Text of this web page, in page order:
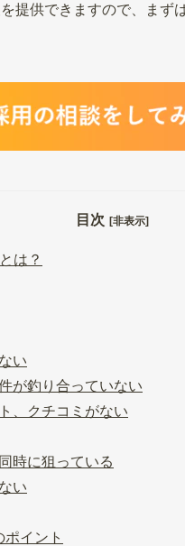
提供できますので、まず
目次 [非表示]
は？
い
が釣り合っていない
、クチコミがない
時に狙っている
い
イント